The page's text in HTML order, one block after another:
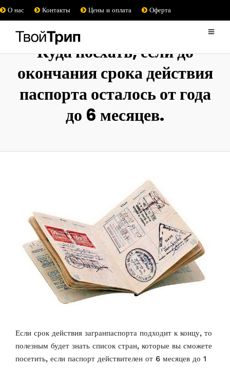
О нас Контакты Цены и оплата Оферта
Куда поехать, если до
окончания срока действия
паспорта осталось от года
до 6 месяцев.
Если срок действия загранпаспорта подходит к концу, то
полезным будет знать список стран, которые вы сможете
посетить, если паспорт действителен от 6 месяцев до 1